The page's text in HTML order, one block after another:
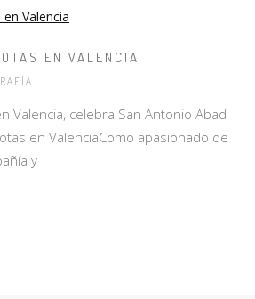
EN VALENCIA
Valencia, celebra San Antonio Abad
en ValenciaComo apasionado de
y